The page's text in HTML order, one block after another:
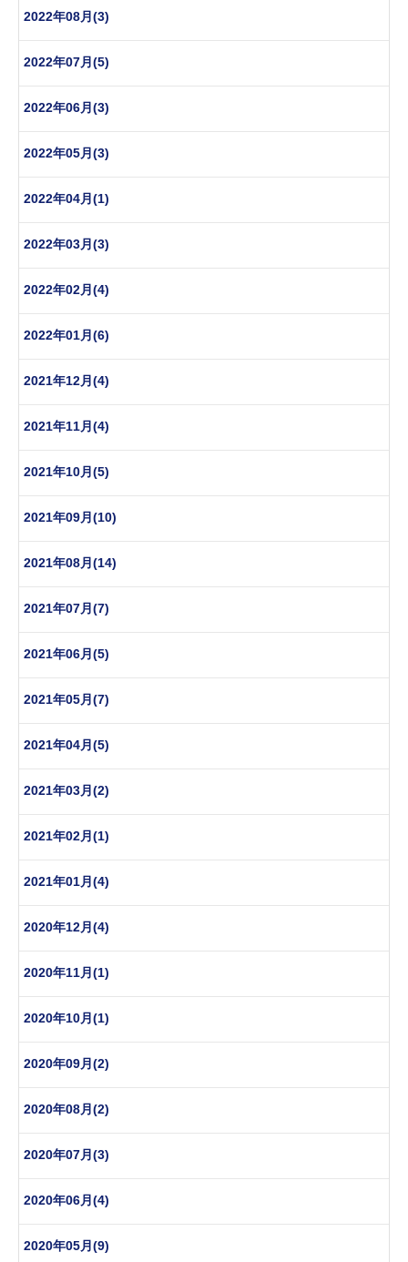
2022年08月(3)
2022年07月(5)
2022年06月(3)
2022年05月(3)
2022年04月(1)
2022年03月(3)
2022年02月(4)
2022年01月(6)
2021年12月(4)
2021年11月(4)
2021年10月(5)
2021年09月(10)
2021年08月(14)
2021年07月(7)
2021年06月(5)
2021年05月(7)
2021年04月(5)
2021年03月(2)
2021年02月(1)
2021年01月(4)
2020年12月(4)
2020年11月(1)
2020年10月(1)
2020年09月(2)
2020年08月(2)
2020年07月(3)
2020年06月(4)
2020年05月(9)